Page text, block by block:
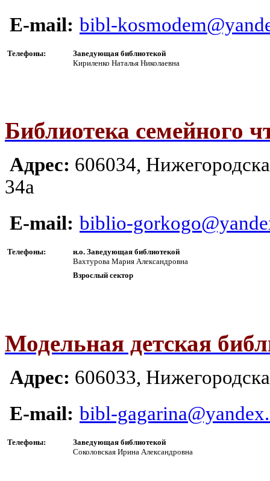
E-mail: bibl-
Телефоны:
Заведующая библиотекой
Кириленко Наталья Николаевна
Библиотека семейного
Адрес: 606034, Ни
34а
E-mail: biblio-
Телефоны:
и.о. Заведующая библиотекой
Вахтурова Мария Александровна
Взрослый сектор
Модельная детская
Адрес: 606033, Ни
E-mail: bibl-
Телефоны:
Заведующая библиотекой
Соколовская Ирина Александровна